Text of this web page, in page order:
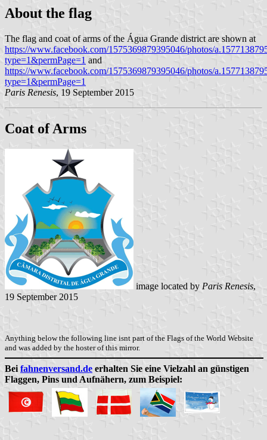
About the flag
The flag and coat of arms of the Água Grande district are shown at
https://www.facebook.com/1575369879395046/photos/
type=1&permPage=1 and
https://www.facebook.com/1575369879395046/photos/
type=1&permPage=1
Paris Renesis, 19 September 2015
Coat of Arms
image located by Paris Renesis,
19 September 2015
Anything below the following line isnt part of the Flags of the World Website
and was added by the hoster of this mirror.
Bei fahnenversand.de erhalten Sie eine Vielzahl an günstigen
Flaggen, Pins und Aufnähern, zum Beispiel: